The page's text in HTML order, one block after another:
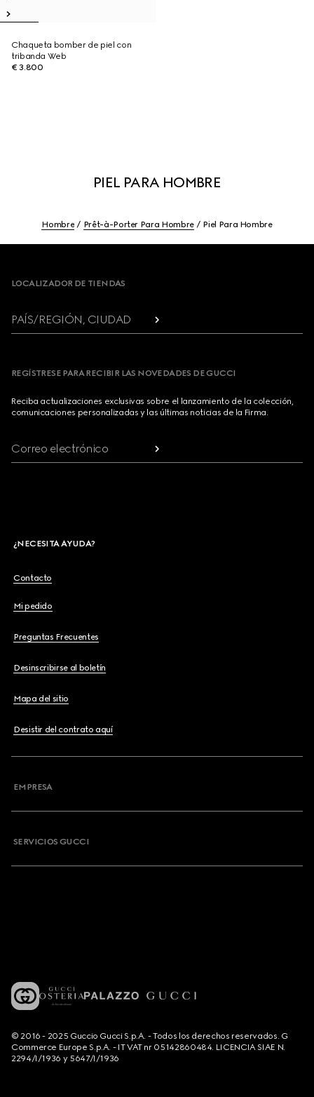
Chaqueta bomber de piel con
tribanda Web
€ 3.800
PIEL PARA HOMBRE
Hombre Prêt-à-Porter Para Hombre Piel Para Hombre
LOCALIZADOR DE TIENDAS
PAÍS/REGIÓN, CIUDAD
REGÍSTRESE PARA RECIBIR LAS NOVEDADES DE GUCCI
Reciba actualizaciones exclusivas sobre el lanzamiento de la colección,
comunicaciones personalizadas y las últimas noticias de la Firma.
Correo electrónico
¿NECESITA AYUDA?
Contacto
Mi pedido
Preguntas Frecuentes
Desinscribirse al boletín
Mapa del sitio
Desistir del contrato aquí
EMPRESA
SERVICIOS GUCCI
© 2016 - 2025 Guccio Gucci S.p.A. - Todos los derechos reservados. G
Commerce Europe S.p.A. - IT VAT nr 05142860484. LICENCIA SIAE N.
2294/I/1936 y 5647/I/1936